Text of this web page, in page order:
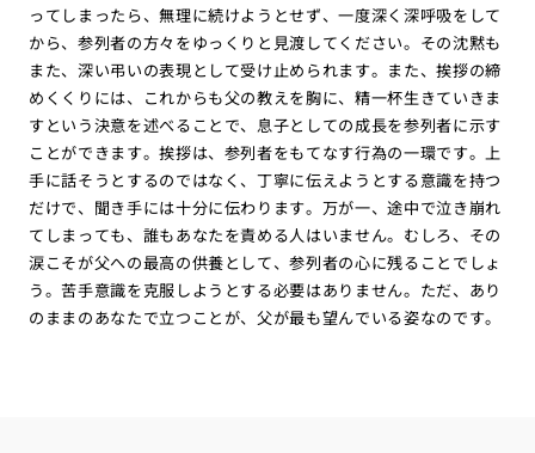
ってしまったら、無理に続けようとせず、一度深く深呼吸をして
から、参列者の方々をゆっくりと見渡してください。その沈黙も
また、深い弔いの表現として受け止められます。また、挨拶の締
めくくりには、これからも父の教えを胸に、精一杯生きていきま
すという決意を述べることで、息子としての成長を参列者に示す
ことができます。挨拶は、参列者をもてなす行為の一環です。上
手に話そうとするのではなく、丁寧に伝えようとする意識を持つ
だけで、聞き手には十分に伝わります。万が一、途中で泣き崩れ
てしまっても、誰もあなたを責める人はいません。むしろ、その
涙こそが父への最高の供養として、参列者の心に残ることでしょ
う。苦手意識を克服しようとする必要はありません。ただ、あり
のままのあなたで立つことが、父が最も望んでいる姿なのです。